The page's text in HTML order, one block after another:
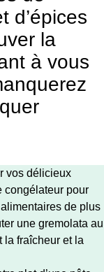
d’épices
la
à vous
vos délicieux
congélateur pour
de plus
une gremolata au
la fraîcheur et la